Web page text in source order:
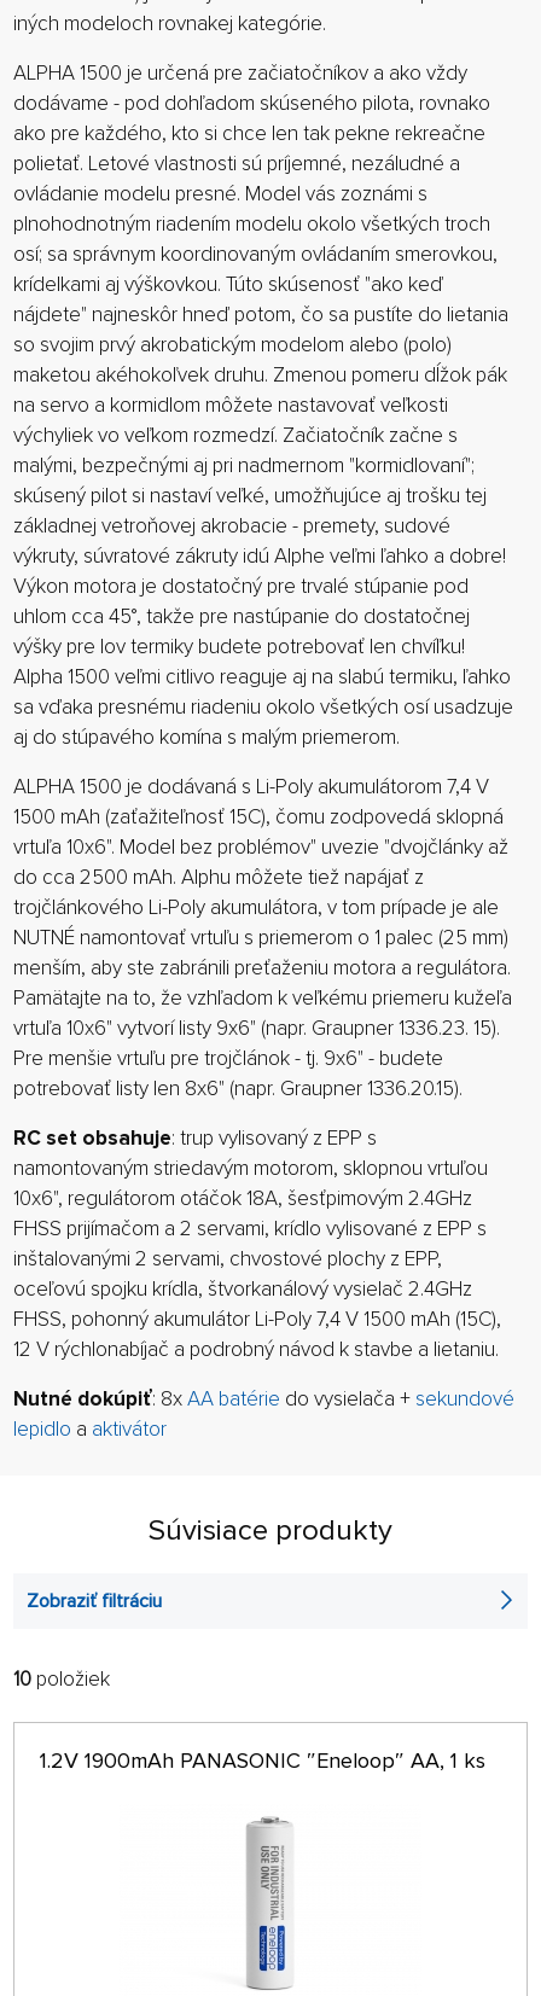
iných modeloch rovnakej kategórie.
ALPHA 1500 je určená pre začiatočníkov a ako vždy
dodávame - pod dohľadom skúseného pilota, rovnako
ako pre každého, kto si chce len tak pekne rekreačne
polietať. Letové vlastnosti sú príjemné, nezáludné a
ovládanie modelu presné. Model vás zoznámi s
plnohodnotným riadením modelu okolo všetkých troch
osí; sa správnym koordinovaným ovládaním smerovkou,
krídelkami aj výškovkou. Túto skúsenosť "ako keď
nájdete" najneskôr hneď potom, čo sa pustíte do lietania
so svojim prvý akrobatickým modelom alebo (polo)
maketou akéhokoľvek druhu. Zmenou pomeru dĺžok pák
na servo a kormidlom môžete nastavovať veľkosti
výchyliek vo veľkom rozmedzí. Začiatočník začne s
malými, bezpečnými aj pri nadmernom "kormidlovaní";
skúsený pilot si nastaví veľké, umožňujúce aj trošku tej
základnej vetroňovej akrobacie - premety, sudové
výkruty, súvratové zákruty idú Alphe veľmi ľahko a dobre!
Výkon motora je dostatočný pre trvalé stúpanie pod
uhlom cca 45°, takže pre nastúpanie do dostatočnej
výšky pre lov termiky budete potrebovať len chvíľku!
Alpha 1500 veľmi citlivo reaguje aj na slabú termiku, ľahko
sa vďaka presnému riadeniu okolo všetkých osí usadzuje
aj do stúpavého komína s malým priemerom.
ALPHA 1500 je dodávaná s Li-Poly akumulátorom 7,4 V
1500 mAh (zaťažiteľnosť 15C), čomu zodpovedá sklopná
vrtuľa 10x6". Model bez problémov" uvezie "dvojčlánky až
do cca 2500 mAh. Alphu môžete tiež napájať z
trojčlánkového Li-Poly akumulátora, v tom prípade je ale
NUTNÉ namontovať vrtuľu s priemerom o 1 palec (25 mm)
menším, aby ste zabránili preťaženiu motora a regulátora.
Pamätajte na to, že vzhľadom k veľkému priemeru kužeľa
vrtuľa 10x6" vytvorí listy 9x6" (napr. Graupner 1336.23. 15).
Pre menšie vrtuľu pre trojčlánok - tj. 9x6" - budete
potrebovať listy len 8x6" (napr. Graupner 1336.20.15).
RC set obsahuje: trup vylisovaný z EPP s
namontovaným striedavým motorom, sklopnou vrtuľou
10x6", regulátorom otáčok 18A, šesťpimovým 2.4GHz
FHSS prijímačom a 2 servami, krídlo vylisované z EPP s
inštalovanými 2 servami, chvostové plochy z EPP,
oceľovú spojku krídla, štvorkanálový vysielač 2.4GHz
FHSS, pohonný akumulátor Li-Poly 7,4 V 1500 mAh (15C),
12 V rýchlonabíjač a podrobný návod k stavbe a lietaniu.
Nutné dokúpiť: 8xAA batérie do vysielača + sekundové
lepidlo a aktivátor
Súvisiace produkty
Zobraziť filtráciu
FILTROVAŤ:
ABECEDNE
64 NA STRÁNKE
10 položiek
1.2V 1900mAh PANASONIC ″Eneloop″ AA, 1 ks